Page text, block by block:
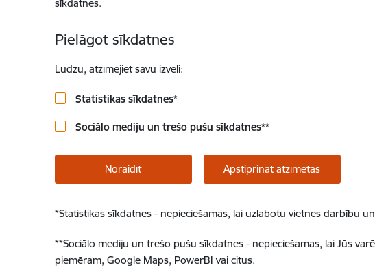
sīkdatnes.
Pielāgot sīkdatnes
Lūdzu, atzīmējiet savu izvēli:
Statistikas sīkdatnes*
Sociālo mediju un trešo pušu sīkdatnes**
Noraidīt Apstiprināt atzīmētās
*Statistikas sīkdatnes - nepieciešamas, lai uzlabotu vietnes darbību
**Sociālo mediju un trešo pušu sīkdatnes - nepieciešamas, lai Jūs
piemēram, Google Maps, PowerBI vai citus.